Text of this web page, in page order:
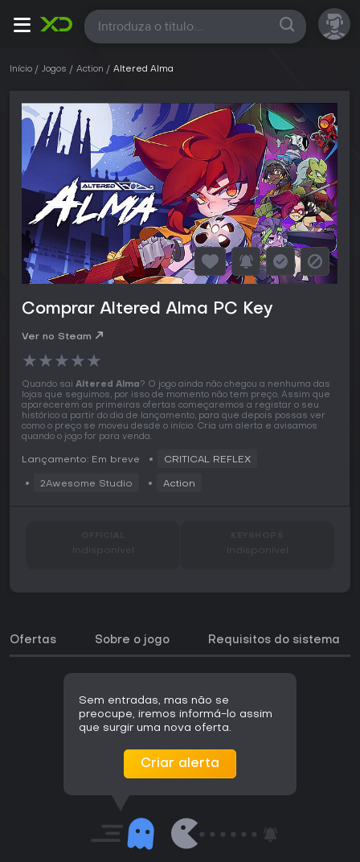
Todas
Início Jogos Action Altered Alma
Comprar Altered Alma PC Key
Ver no Steam
★★★★★
Quando sai Altered Alma? O jogo ainda não chegou a nenhuma das
lojas que seguimos, por isso de momento não tem preço. Assim que
aparecerem as primeiras ofertas começaremos a registar o seu
histórico a partir do dia de lançamento, para que depois possas ver
como o preço se moveu desde o início. Cria um alerta e avisamos
quando o jogo for para venda.
Lançamento: Em breve CRITICAL REFLEX
2Awesome Studio Action
Indisponível Indisponível
Ofertas Sobre o jogo Requisitos do sistema
Sem entradas, mas não se
preocupe, iremos informá-lo assim
que surgir uma nova oferta.
Criar alerta